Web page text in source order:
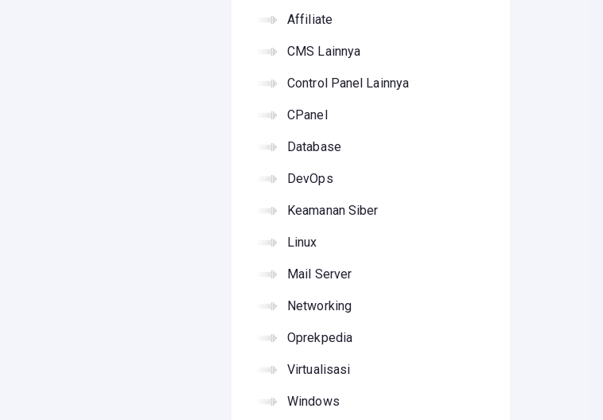
Affiliate
CMS Lainnya
Control Panel Lainnya
CPanel
Database
DevOps
Keamanan Siber
Linux
Mail Server
Networking
Oprekpedia
Virtualisasi
Windows